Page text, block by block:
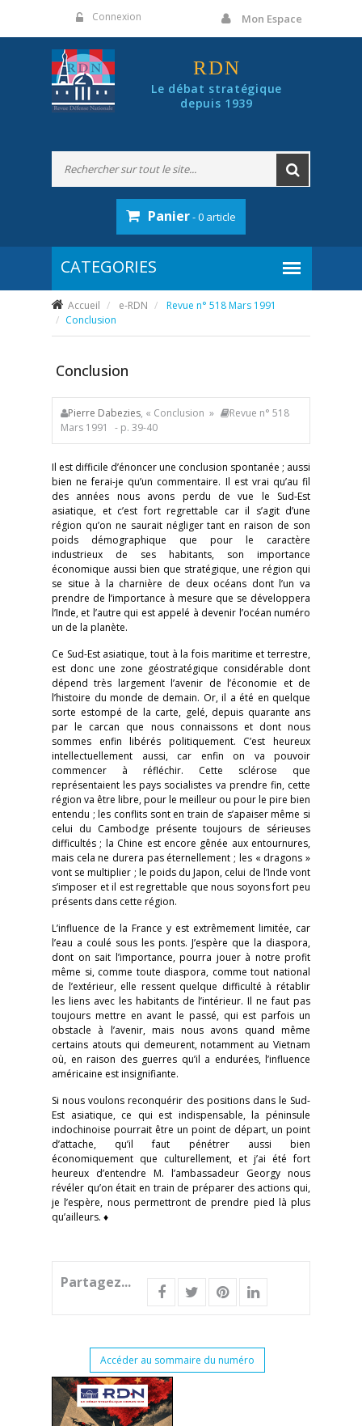
Connexion Mon Espace
RDN
Le débat stratégique
depuis 1939
Panier- 0 article
Accueil e-RDN
Revue n° 518 Mars 1991
Conclusion
Conclusion
Pierre Dabezies, « Conclusion »
Revue n° 518
Mars 1991
- p. 39-40
Il est difficile d’énoncer une conclusion spontanée ; aussi
bien ne ferai-je qu’un commentaire. Il est vrai qu’au fil
des années nous avons perdu de vue le Sud-Est
asiatique, et c’est fort regrettable car il s’agit d’une
région qu’on ne saurait négliger tant en raison de son
poids démographique que pour le caractère
industrieux de ses habitants, son importance
économique aussi bien que stratégique, une région qui
se situe à la charnière de deux océans dont l’un va
prendre de l’importance à mesure que se développera
l’Inde, et l’autre qui est appelé à devenir l’océan numéro
un de la planète.
Ce Sud-Est asiatique, tout à la fois maritime et terrestre,
est donc une zone géostratégique considérable dont
dépend très largement l’avenir de l’économie et de
l’histoire du monde de demain. Or, il a été en quelque
sorte estompé de la carte, gelé, depuis quarante ans
par le carcan que nous connaissons et dont nous
sommes enfin libérés politiquement. C’est heureux
intellectuellement aussi, car enfin on va pouvoir
commencer à réfléchir. Cette sclérose que
représentaient les pays socialistes va prendre fin, cette
région va être libre, pour le meilleur ou pour le pire bien
entendu ; les conflits sont en train de s’apaiser même si
celui du Cambodge présente toujours de sérieuses
difficultés ; la Chine est encore gênée aux entournures,
mais cela ne durera pas éternellement ; les « dragons »
vont se multiplier ; le poids du Japon, celui de l’Inde vont
s’imposer et il est regrettable que nous soyons fort peu
présents dans cette région.
L’influence de la France y est extrêmement limitée, car
l’eau a coulé sous les ponts. J’espère que la diaspora,
dont on sait l’importance, pourra jouer à notre profit
même si, comme toute diaspora, comme tout national
de l’extérieur, elle ressent quelque difficulté à rétablir
les liens avec les habitants de l’intérieur. Il ne faut pas
toujours mettre en avant le passé, qui est parfois un
obstacle à l’avenir, mais nous avons quand même
certains atouts qui demeurent, notamment au Vietnam
où, en raison des guerres qu’il a endurées, l’influence
américaine est insignifiante.
Si nous voulons reconquérir des positions dans le Sud-
Est asiatique, ce qui est indispensable, la péninsule
indochinoise pourrait être un point de départ, un point
d’attache, qu’il faut pénétrer aussi bien
économiquement que culturellement, et j’ai été fort
heureux d’entendre M. l’ambassadeur Georgy nous
révéler qu’on était en train de préparer des actions qui,
je l’espère, nous permettront de prendre pied là plus
qu’ailleurs. ♦
Partagez...
Accéder au sommaire du numéro